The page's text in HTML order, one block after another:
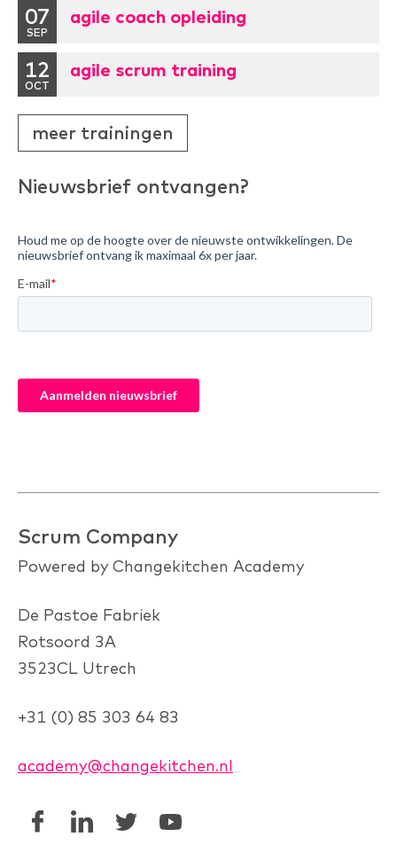
07
SEP
agile coach opleiding
12
OCT
agile scrum training
meer trainingen
Nieuwsbrief ontvangen?
Scrum Company
Powered by Changekitchen Academy
De Pastoe Fabriek
Rotsoord 3A
3523CL Utrech
+31 (0) 85 303 64 83
academy@changekitchen.nl